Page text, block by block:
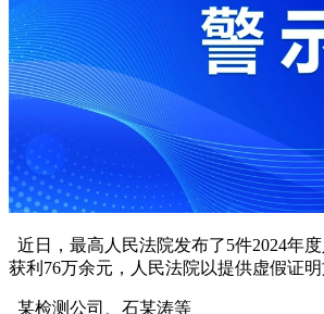
近日，最高人民法院发布了5件2024年
获利76万余元，人民法院以提供虚假证
某检测公司、石某涛等